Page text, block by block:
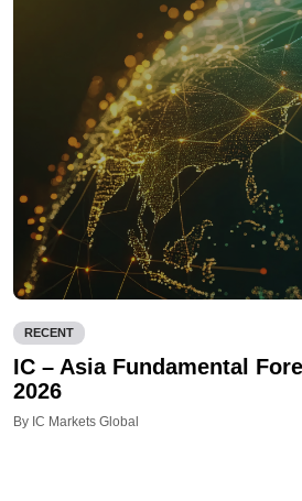
RECENT
IC – Asia Fundamental
2026
By IC Markets Global